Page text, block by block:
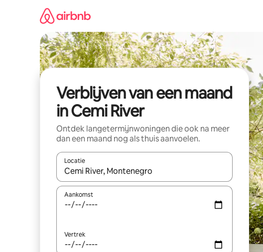
Verblijven van een maand
in Cemi River
Ontdek langetermijnwoningen die ook na meer
dan een maand nog als thuis aanvoelen.
Locatie
Wanneer er suggesties beschikbaar zijn, maak je een keuze
Aankomst
Vertrek